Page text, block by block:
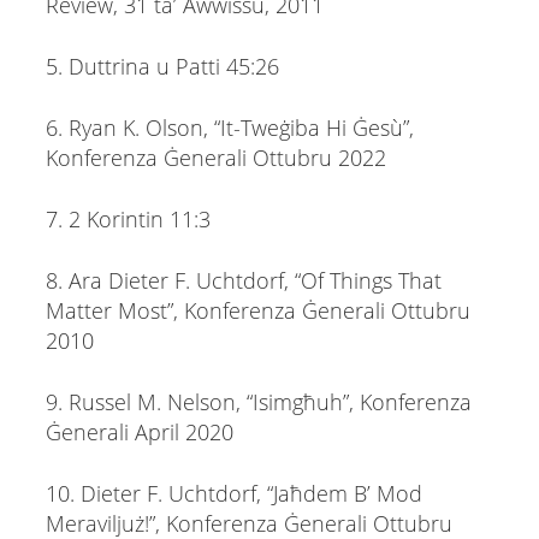
5. Duttrina u Patti 45:26
6. Ryan K. Olson, “It-Tweġiba Hi Ġesù”,
Konferenza Ġenerali Ottubru 2022
7. 2 Korintin 11:3
8. Ara Dieter F. Uchtdorf, “Of Things That
Matter Most”, Konferenza Ġenerali Ottubru
2010
9. Russel M. Nelson, “Isimgħuh”, Konferenza
Ġenerali April 2020
10. Dieter F. Uchtdorf, “Jaħdem B’ Mod
Meraviljuż!”, Konferenza Ġenerali Ottubru